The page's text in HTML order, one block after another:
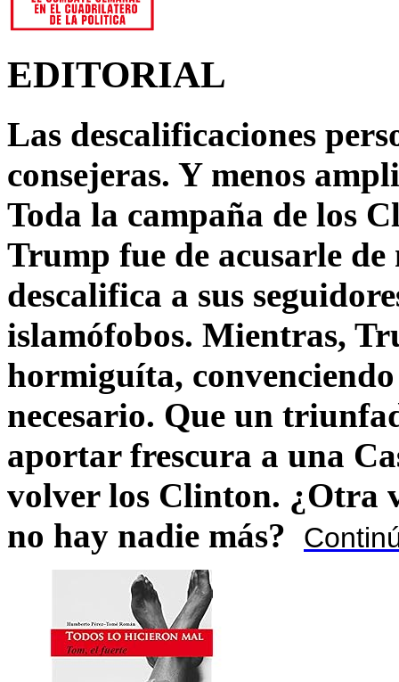
EDITORIAL
Las descalificaciones
consejeras. Y menos
Toda la campaña de los
Trump fue de acusarle
descalifica a sus
islamófobos. Mientras,
hormiguíta,
necesario. Que un
aportar frescura a una
volver los Clinton. ¿Otra
no hay nadie más?